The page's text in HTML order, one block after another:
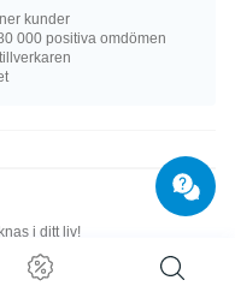
kunder
000 positiva omdömen
i ditt liv!